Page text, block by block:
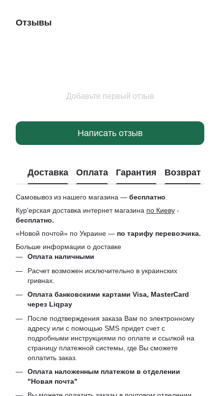
Отзывы
Добавьте первый отзыв
Написать отзыв
Доставка Оплата Гарантия Возврат
Самовывоз из нашего магазина — бесплатно.
Кур'ерская доставка интернет магазина по Киеву -
бесплатно.
«Новой почтой» по Украине — по тарифу перевозчика.
Больше информации о доставке
Оплата наличными
Расчет возможен исключительно в украинских
гривнах.
Оплата банковскими картами Visa, MasterCard
через Liqpay
После подтверждения заказа Вам по электронному
адресу или с помощью SMS придет счет с
подробными инструкциями по оплате и ссылкой на
страницу платежной системы, где Вы сможете
оплатить заказ.
Оплата наложенным платежом в отделении
"Новая почта"